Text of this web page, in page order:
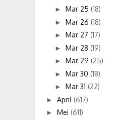
► Mar 25 (18)
► Mar 26 (18)
► Mar 27 (17)
► Mar 28 (19)
► Mar 29 (25)
► Mar 30 (18)
► Mar 31 (22)
► April (617)
► Mei (611)